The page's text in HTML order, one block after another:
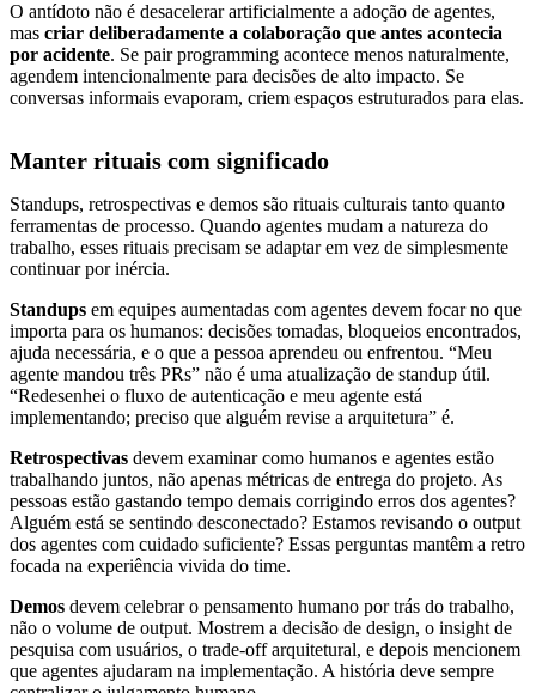
O antídoto não é desacelerar artificialmente a adoção de agentes,
mas criar deliberadamente a colaboração que antes acontecia
por acidente. Se pair programming acontece menos naturalmente,
agendem intencionalmente para decisões de alto impacto. Se
conversas informais evaporam, criem espaços estruturados para elas.
Manter rituais com significado
Standups, retrospectivas e demos são rituais culturais tanto quanto
ferramentas de processo. Quando agentes mudam a natureza do
trabalho, esses rituais precisam se adaptar em vez de simplesmente
continuar por inércia.
Standups em equipes aumentadas com agentes devem focar no que
importa para os humanos: decisões tomadas, bloqueios encontrados,
ajuda necessária, e o que a pessoa aprendeu ou enfrentou. “Meu
agente mandou três PRs” não é uma atualização de standup útil.
“Redesenhei o fluxo de autenticação e meu agente está
implementando; preciso que alguém revise a arquitetura” é.
Retrospectivas devem examinar como humanos e agentes estão
trabalhando juntos, não apenas métricas de entrega do projeto. As
pessoas estão gastando tempo demais corrigindo erros dos agentes?
Alguém está se sentindo desconectado? Estamos revisando o output
dos agentes com cuidado suficiente? Essas perguntas mantêm a retro
focada na experiência vivida do time.
Demos devem celebrar o pensamento humano por trás do trabalho,
não o volume de output. Mostrem a decisão de design, o insight de
pesquisa com usuários, o trade-off arquitetural, e depois mencionem
que agentes ajudaram na implementação. A história deve sempre